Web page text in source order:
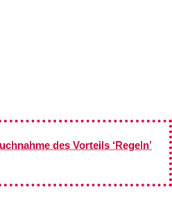
des Vorteils ‘Regeln’